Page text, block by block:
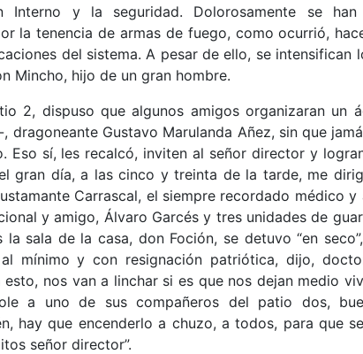
Interno y la seguridad. Dolorosamente se han
la tenencia de armas de fuego, como ocurrió,
del sistema. A pesar de ello, se intensifican
Mincho, hijo de un gran hombre.
2, dispuso que algunos amigos organizaran un
dragoneante Gustavo Marulanda Añez, sin que
Eso sí, les recalcó, inviten al señor director y
gran día, a las cinco y treinta de la tarde, me
Carrascal, el siempre recordado médico y
y amigo, Álvaro Garcés y tres unidades de
sala de la casa, don Foción, se detuvo “en
mínimo y con resignación patriótica, dijo,
nos van a linchar si es que nos dejan medio
a uno de sus compañeros del patio dos,
hay que encenderlo a chuzo, a todos, para que
señor director”.